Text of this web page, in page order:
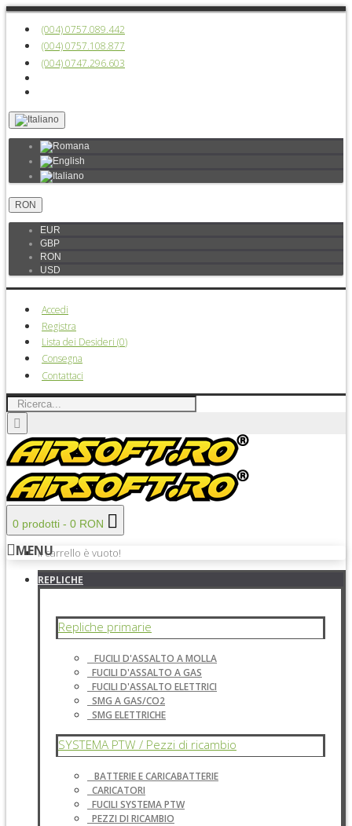
(004) 0757.089.442
(004) 0757.108.877
(004) 0747.296.603
RON
EUR
GBP
RON
USD
Accedi
Registra
Lista dei Desideri (0)
Consegna
Contattaci
0 prodotti - 0 RON
Il carrello è vuoto!
MENU
REPLICHE
Repliche primarie
FUCILI D'ASSALTO A MOLLA
FUCILI D'ASSALTO A GAS
FUCILI D'ASSALTO ELETTRICI
SMG A GAS/CO2
SMG ELETTRICHE
SYSTEMA PTW / Pezzi di ricambio
BATTERIE E CARICABATTERIE
CARICATORI
FUCILI SYSTEMA PTW
PEZZI DI RICAMBIO